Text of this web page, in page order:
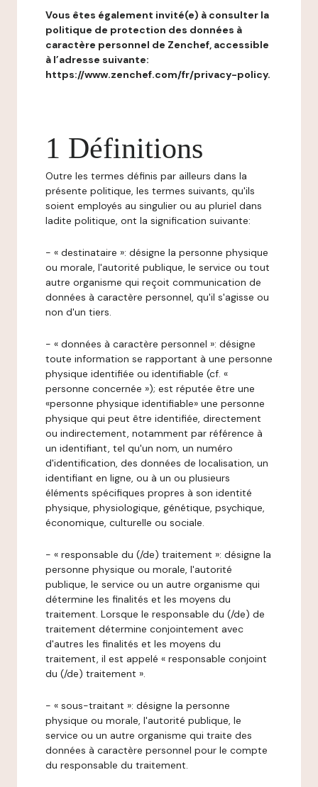
Vous êtes également invité(e) à consulter la
politique de protection des données à
caractère personnel de Zenchef, accessible
à l’adresse suivante:
https://www.zenchef.com/fr/privacy-policy.
1 Définitions
Outre les termes définis par ailleurs dans la
présente politique, les termes suivants, qu'ils
soient employés au singulier ou au pluriel dans
ladite politique, ont la signification suivante:
- « destinataire »: désigne la personne physique
ou morale, l'autorité publique, le service ou tout
autre organisme qui reçoit communication de
données à caractère personnel, qu'il s'agisse ou
non d'un tiers.
- « données à caractère personnel »: désigne
toute information se rapportant à une personne
physique identifiée ou identifiable (cf. «
personne concernée »); est réputée être une
«personne physique identifiable» une personne
physique qui peut être identifiée, directement
ou indirectement, notamment par référence à
un identifiant, tel qu'un nom, un numéro
d'identification, des données de localisation, un
identifiant en ligne, ou à un ou plusieurs
éléments spécifiques propres à son identité
physique, physiologique, génétique, psychique,
économique, culturelle ou sociale.
- « responsable du (/de) traitement »: désigne la
personne physique ou morale, l'autorité
publique, le service ou un autre organisme qui
détermine les finalités et les moyens du
traitement. Lorsque le responsable du (/de) de
traitement détermine conjointement avec
d'autres les finalités et les moyens du
traitement, il est appelé « responsable conjoint
du (/de) traitement ».
- « sous-traitant »: désigne la personne
physique ou morale, l'autorité publique, le
service ou un autre organisme qui traite des
données à caractère personnel pour le compte
du responsable du traitement.